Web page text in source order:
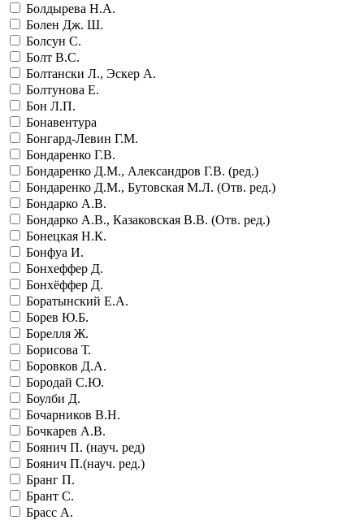
Болдырева Н.А.
Болен Дж. Ш.
Болсун С.
Болт В.С.
Болтански Л., Эскер А.
Болтунова Е.
Бон Л.П.
Бонавентура
Бонгард-Левин Г.М.
Бондаренко Г.В.
Бондаренко Д.М., Александров Г.В. (ред.)
Бондаренко Д.М., Бутовская М.Л. (Отв. ред.)
Бондарко А.В.
Бондарко А.В., Казаковская В.В. (Отв. ред.)
Бонецкая Н.К.
Бонфуа И.
Бонхеффер Д.
Бонхёффер Д.
Боратынский Е.А.
Борев Ю.Б.
Борелля Ж.
Борисова Т.
Боровков Д.А.
Бородай С.Ю.
Боулби Д.
Бочарников В.Н.
Бочкарев А.В.
Боянич П. (науч. ред)
Боянич П.(науч. ред.)
Бранг П.
Брант С.
Брасс А.